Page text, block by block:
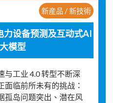
新産品 / 新技術
力设备预测及互动式AI
模型
与工业 4.0 转型不断深
临前所未有的挑战：
孤岛问题突出、潜在风